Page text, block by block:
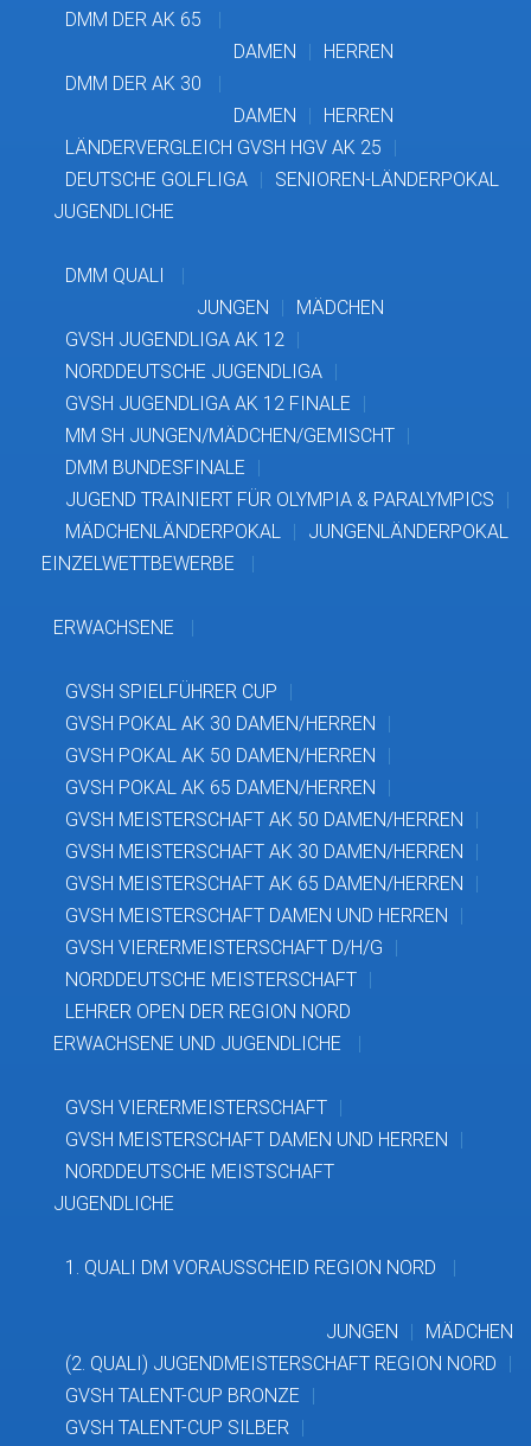
DMM DER AK 65
DAMEN
HERREN
DMM DER AK 30
DAMEN
HERREN
LÄNDERVERGLEICH GVSH HGV AK 25
DEUTSCHE GOLFLIGA
SENIOREN-LÄNDERPOKAL
JUGENDLICHE
DMM QUALI
JUNGEN
MÄDCHEN
GVSH JUGENDLIGA AK 12
NORDDEUTSCHE JUGENDLIGA
GVSH JUGENDLIGA AK 12 FINALE
MM SH JUNGEN/MÄDCHEN/GEMISCHT
DMM BUNDESFINALE
JUGEND TRAINIERT FÜR OLYMPIA & PARALYMPICS
MÄDCHENLÄNDERPOKAL
JUNGENLÄNDERPOKAL
EINZELWETTBEWERBE
ERWACHSENE
GVSH SPIELFÜHRER CUP
GVSH POKAL AK 30 DAMEN/HERREN
GVSH POKAL AK 50 DAMEN/HERREN
GVSH POKAL AK 65 DAMEN/HERREN
GVSH MEISTERSCHAFT AK 50 DAMEN/HERREN
GVSH MEISTERSCHAFT AK 30 DAMEN/HERREN
GVSH MEISTERSCHAFT AK 65 DAMEN/HERREN
GVSH MEISTERSCHAFT DAMEN UND HERREN
GVSH VIERERMEISTERSCHAFT D/H/G
NORDDEUTSCHE MEISTERSCHAFT
LEHRER OPEN DER REGION NORD
ERWACHSENE UND JUGENDLICHE
GVSH VIERERMEISTERSCHAFT
GVSH MEISTERSCHAFT DAMEN UND HERREN
NORDDEUTSCHE MEISTSCHAFT
JUGENDLICHE
1. QUALI DM VORAUSSCHEID REGION NORD
JUNGEN
MÄDCHEN
(2. QUALI) JUGENDMEISTERSCHAFT REGION NORD
GVSH TALENT-CUP BRONZE
GVSH TALENT-CUP SILBER